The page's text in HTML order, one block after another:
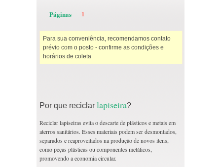
Páginas 1
Para sua conveniência, recomendamos contato
prévio com o posto - confirme as condições e
horários de coleta
Por que reciclar lapiseira?
Reciclar lapiseiras evita o descarte de plásticos e metais em
aterros sanitários. Esses materiais podem ser desmontados,
separados e reaproveitados na produção de novos itens,
como peças plásticas ou componentes metálicos,
promovendo a economia circular.